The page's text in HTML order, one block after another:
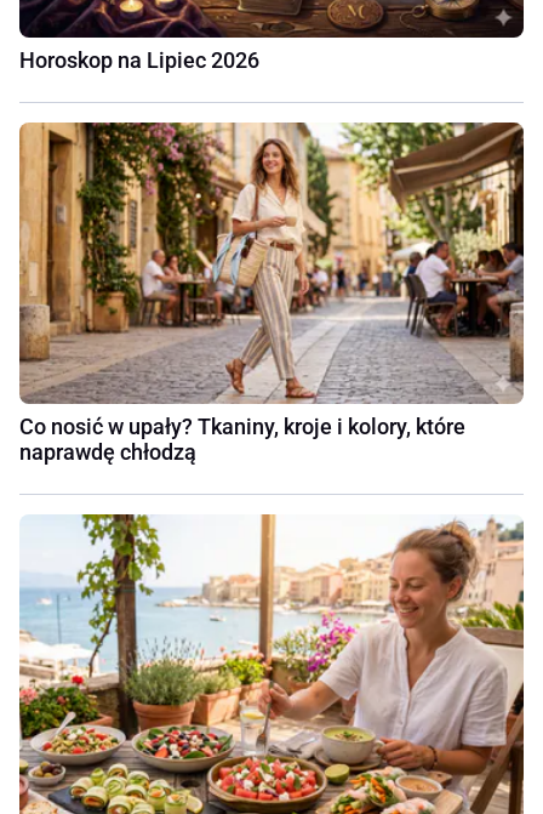
Horoskop na Lipiec 2026
Co nosić w upały? Tkaniny, kroje i kolory, które
naprawdę chłodzą